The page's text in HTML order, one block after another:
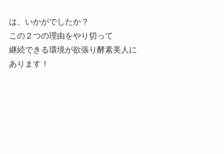
は、いかがでしたか？
この２つの理由をやり切って
継続できる環境が欲張り酵素美人に
あります！